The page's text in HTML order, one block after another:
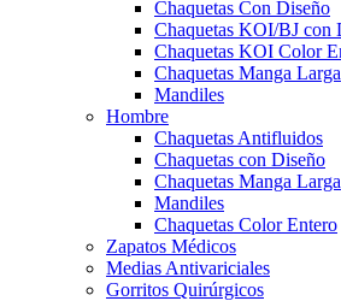
Chaquetas Con Diseño
Chaquetas KOI/BJ con
Chaquetas KOI Color
Chaquetas Manga Larga
Mandiles
Hombre
Chaquetas Antifluidos
Chaquetas con Diseño
Chaquetas Manga Larga
Mandiles
Chaquetas Color Entero
Zapatos Médicos
Medias Antivariciales
Gorritos Quirúrgicos